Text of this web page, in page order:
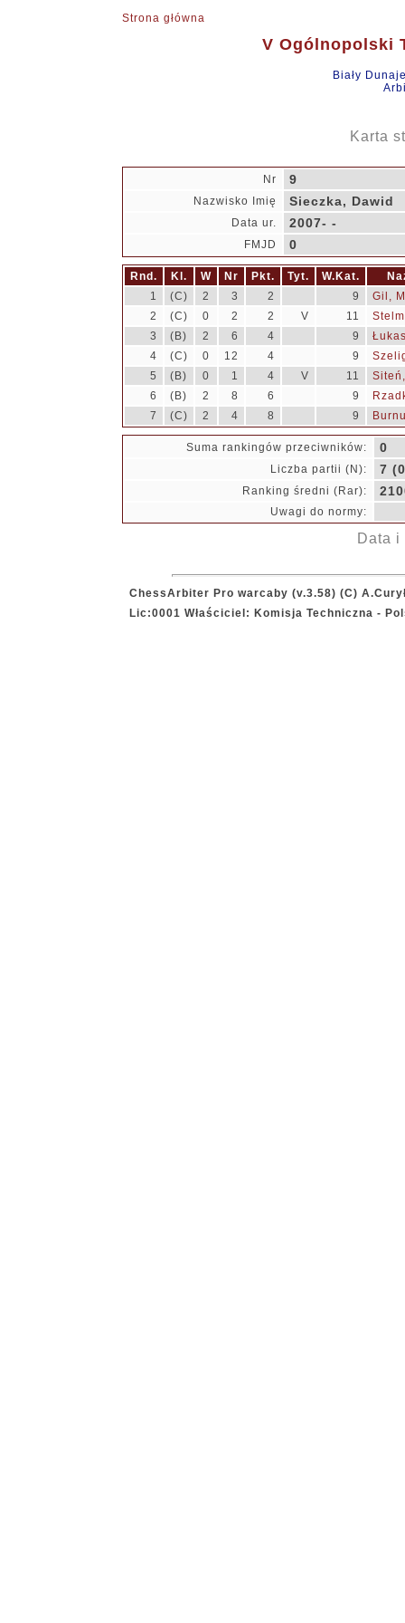
Strona główna
V Ogólnopolski
Biały
Karta
Nr 9
Nazwisko Imię Sieczka, Dawid
Data ur. 2007- -
FMJD 0
Rnd. Kl. W Nr Pkt. Tyt. W.Kat.
1
(C) 2 3 2 9
Gil,
2
(C) 0 2 2 V 11
3
(B) 2 6 4 9
4
(C) 0 12 4 9
5
(B) 0 1 4 V 11
6
(B) 2 8 6 9
7
(C) 2 4 8 9
Suma rankingów przeciwników: 0
Liczba partii (N): 7
Ranking średni (Rar):
Uwagi do normy:
Data
ChessArbiter Pro warcaby (v.3.58) (C)
Lic:0001 Właściciel: Komisja Techniczna -